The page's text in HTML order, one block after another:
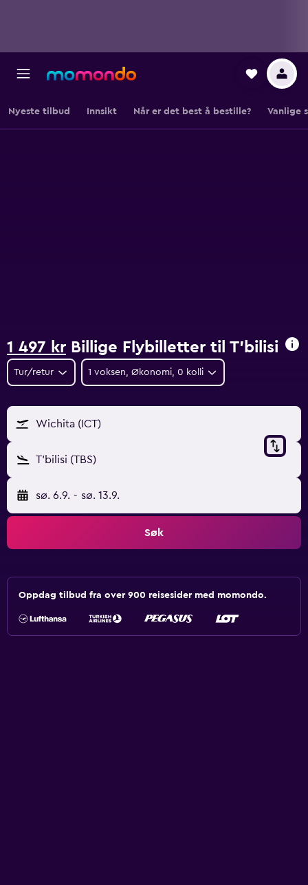
Nyeste tilbud Innsikt Når er det best å bestille? Vanlige
1 497 kr Billige Flybilletter til T'bilisi
Tur/retur 1 voksen, Økonomi, 0 kolli
Wichita (ICT)
T'bilisi (TBS)
sø. 6.9. - sø. 13.9.
Søk
Oppdag tilbud fra over 900 reisesider med momondo.